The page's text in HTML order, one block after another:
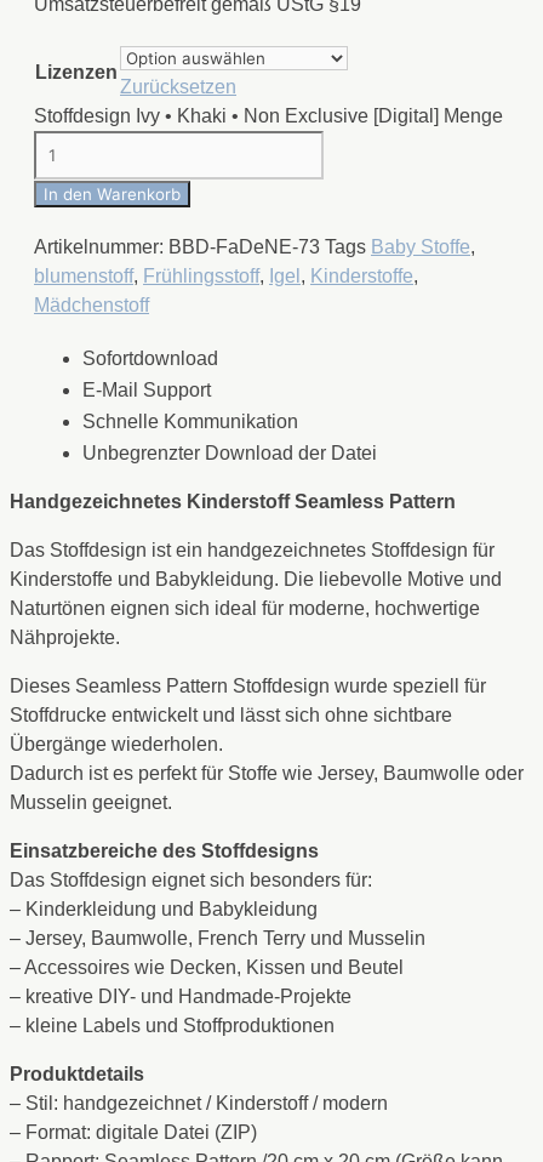
Umsatzsteuerbefreit gemäß UStG §19
Lizenzen
Zurücksetzen
Stoffdesign Ivy • Khaki • Non Exclusive [Digital] Menge
In den Warenkorb
Artikelnummer: BBD-FaDeNE-73 Tags Baby Stoffe,
blumenstoff, Frühlingsstoff, Igel , Kinderstoffe,
Mädchenstoff
Sofortdownload
E-Mail Support
Schnelle Kommunikation
Unbegrenzter Download der Datei
Handgezeichnetes Kinderstoff Seamless Pattern
Das Stoffdesign ist ein handgezeichnetes Stoffdesign für
Kinderstoffe und Babykleidung. Die liebevolle Motive und
Naturtönen eignen sich ideal für moderne, hochwertige
Nähprojekte.
Dieses Seamless Pattern Stoffdesign wurde speziell für
Stoffdrucke entwickelt und lässt sich ohne sichtbare
Übergänge wiederholen.
Dadurch ist es perfekt für Stoffe wie Jersey, Baumwolle oder
Musselin geeignet.
Einsatzbereiche des Stoffdesigns
Das Stoffdesign eignet sich besonders für:
– Kinderkleidung und Babykleidung
– Jersey, Baumwolle, French Terry und Musselin
– Accessoires wie Decken, Kissen und Beutel
– kreative DIY- und Handmade-Projekte
– kleine Labels und Stoffproduktionen
Produktdetails
– Stil: handgezeichnet / Kinderstoff / modern
– Format: digitale Datei (ZIP)